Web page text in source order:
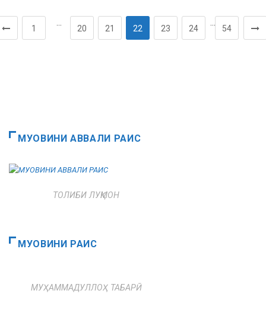
1 20 21 22 23 24 54
МУОВИНИ АВВАЛИ РАИС
ТОЛИБИ ЛУҚМОН
МУОВИНИ РАИС
МУҲАММАДУЛЛОҲ ТАБАРӢ